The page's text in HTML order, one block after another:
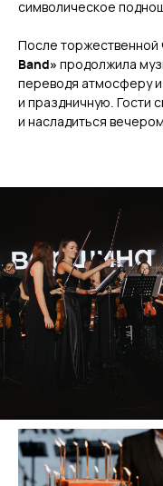
символическое
После торжественной
Band» продолжила
переводя атмосферу
и праздничную. Гости
и насладиться